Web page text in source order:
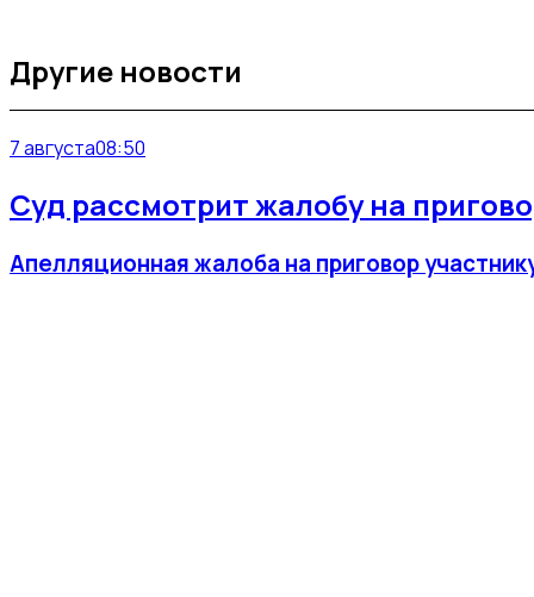
Другие новости
7 августа08:50
Суд рассмотрит жалобу на
Апелляционная жалоба на приговор